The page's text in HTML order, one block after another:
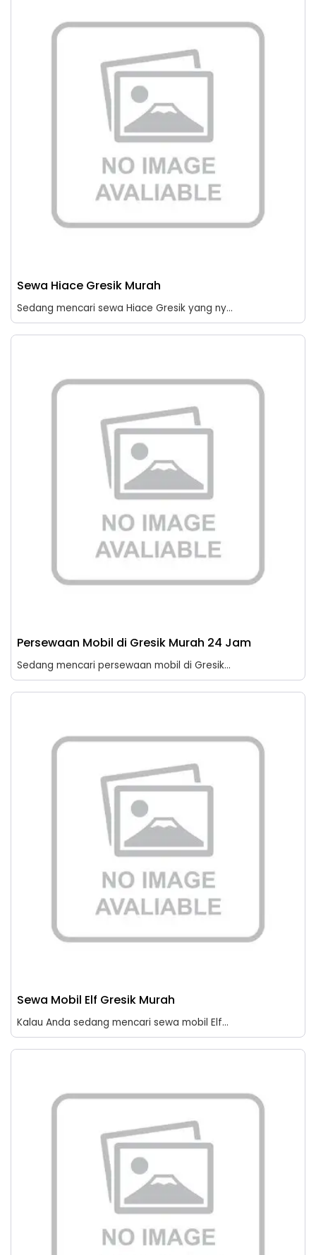
Sewa Hiace Gresik Murah
Sedang mencari sewa Hiace Gresik yang ny...
Persewaan Mobil di Gresik Murah 24 Jam
Sedang mencari persewaan mobil di Gresik...
Sewa Mobil Elf Gresik Murah
Kalau Anda sedang mencari sewa mobil Elf...